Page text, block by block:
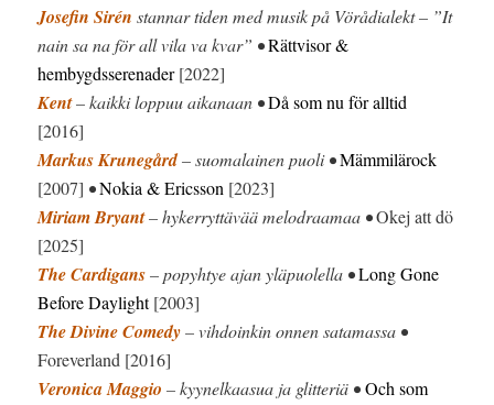
Josefin Sirén stannar tiden med musik på Vörådialekt – ”It
nain sa na för all vila va kvar” •Rättvisor &
hembygdsserenader[2022]
Kent– kaikki loppuu aikanaan •Då som nu för alltid
[2016]
Markus Krunegård– suomalainen puoli •Mämmilärock
[2007] •Nokia & Ericsson [2023]
Miriam Bryant– hykerryttävää melodraamaa •Okej att dö
[2025]
The Cardigans– popyhtye ajan yläpuolella •Long Gone
Before Daylight[2003]
The Divine Comedy– vihdoinkin onnen satamassa •
Foreverland [2016]
Veronica Maggio – kyynelkaasua ja glitteriä •Och som